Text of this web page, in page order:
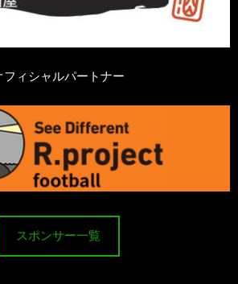
フィシャルパートナー
スポンサー一覧